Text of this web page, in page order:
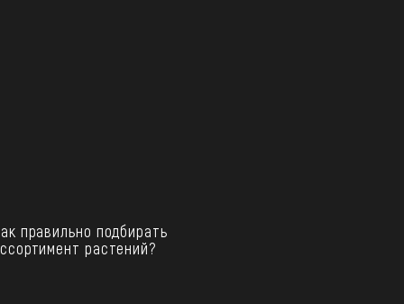
правильно подбирать
растений?